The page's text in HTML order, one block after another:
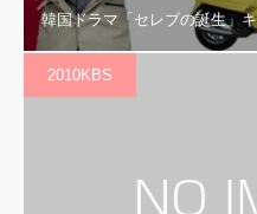
韓国ドラマ「セレブの誕生」
2010KBS